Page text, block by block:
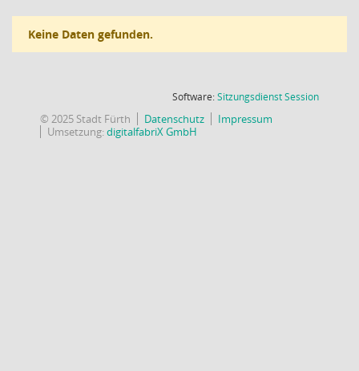
Keine Daten gefunden.
Software:SitzungsdienstSession(Wird in
© 2025 Stadt Fürth Datenschutz
Impressum
Umsetzung:digitalfabriX GmbH